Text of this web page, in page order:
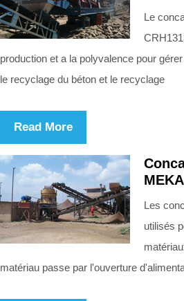
Le
production et a la polyvalence pour
le recyclage du béton et le recyclage
Read More
MEKA
Les
utilisés
matériau passe par l'ouverture